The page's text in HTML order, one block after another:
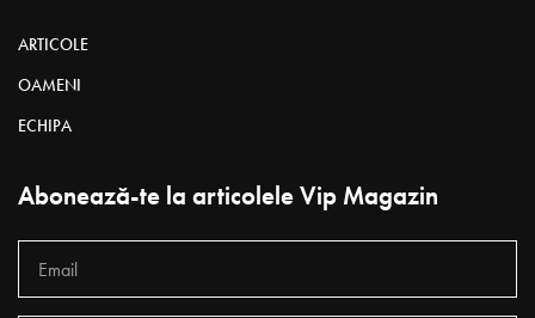
ARTICOLE
OAMENI
ECHIPA
Abonează-te la articolele Vip Magazin